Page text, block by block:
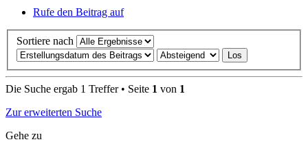
Rufe den Beitrag auf
Sortiere nach
Die Suche ergab 1 Treffer • Seite 1 von 1
Zur erweiterten Suche
Gehe zu